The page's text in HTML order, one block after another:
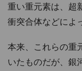
重い重元素は、超
衝突合体などによ
本来、これらの重
いたものだが、銀